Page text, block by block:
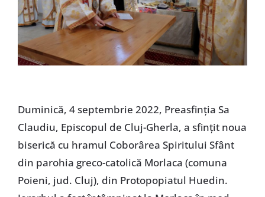
Duminică, 4 septembrie 2022, Preasfinția Sa
Claudiu, Episcopul de Cluj-Gherla, a sfințit noua
biserică cu hramul Coborârea Spiritului Sfânt
din parohia greco-catolică Morlaca (comuna
Poieni, jud. Cluj), din Protopopiatul Huedin.